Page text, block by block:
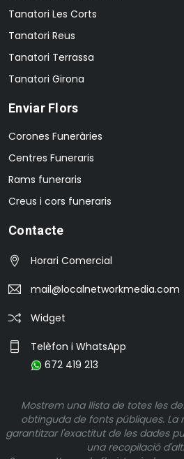
Tanatori Les Corts
Tanatori Reus
Tanatori Terrassa
Tanatori Girona
Enviar Flors
Corones Funeràries
Centres Funeraris
Rams funeraris
Creus i cors funeraris
Contacte
Horari Comercial
mail@localnetworkmedia.com
Widget
Telèfon i WhatsApp
672 419 213
Mostrem una llista de totes les
obtinguda de fonts públiques.
garantitzar l'exactitut de les dades
una recopilació